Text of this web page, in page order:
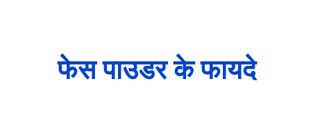
फेस पाउडर के फायदे